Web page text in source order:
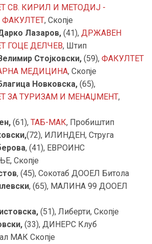
СВ. КИРИЛ И МЕТОДИЈ -
, Скопје
Лазаров, (41), ДРЖАВЕН
ГОЦЕ ДЕЛЧЕВ, Штип
Стојковски, (59), ФАКУЛТЕТ
МЕДИЦИНА, Скопје
Новковска, (65),
ЗА ТУРИЗАМ И МЕНАЏМЕНТ,
, (61), ТАБ-МАК, Пробиштип
(72), ИЛИНДЕН, Струга
, (41), ЕВРОИНС
Скопје
, (45), Сокотаб ДООЕЛ Битола
, (65), МАЛИНА 99 ДООЕЛ
(51), Либерти, Скопје
, (33), ДИНЕРС Клуб
МАК Скопје